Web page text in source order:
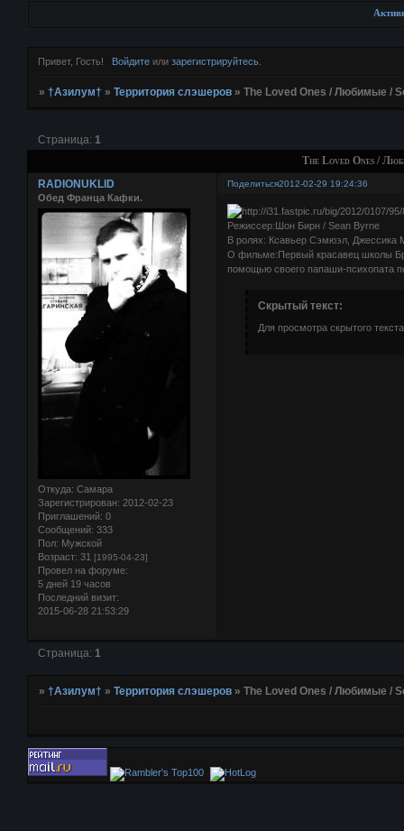
Привет, Гость! Войдитеили зарегистрируйтесь.
»†Азилум† »Территория слэшеров »The Loved Ones / Любимые /
The Loved Ones /
Страница: 1
Поделиться2012-02-29 19:24:36
RADIONUKLID
Обед Франца Кафки.
Откуда: Самара
Зарегистрирован: 2012-02-23
Приглашений: 0
Сообщений: 333
Пол: Мужской
Возраст: 31 [1995-04-23]
Провел на форуме:
5 дней 19 часов
Последний визит:
2015-06-28 21:53:29
Режиссер:Шон Бирн / Sean Byrne
В ролях: Ксавьер Сэмюэл, Джессика
О фильме:Первый красавец школы
помощью своего папаши-психопата
Скрытый текст:
Для просмотра скрытого
Страница: 1
»†Азилум† »Территория слэшеров »The Loved Ones / Любимые /